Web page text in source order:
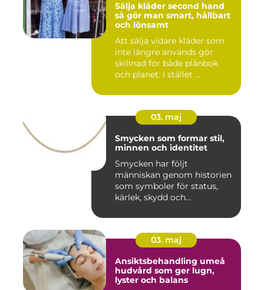
Sälja kläder second hand
så gör man smart, hållbart
och lönsamt
Att sälja vidare kläder som
inte längre används gör
skillnad för både plånbok
och planet. I stället ...
03. maj
Smycken som formar stil,
minnen och identitet
Smycken har följt
människan genom historien
som symboler för status,
kärlek, skydd och
03. maj
Ansiktsbehandling umeå
hudvård som ger lugn,
lyster och balans